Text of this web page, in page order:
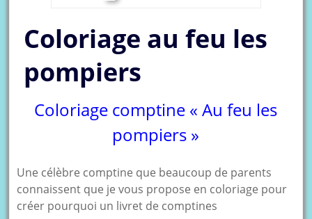
Coloriage au feu les
pompiers
Coloriage comptine « Au feu les
pompiers »
Une célèbre comptine que beaucoup de parents
connaissent que je vous propose en coloriage pour
créer pourquoi un livret de comptines